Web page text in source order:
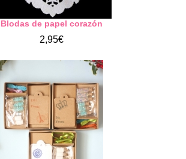
Blodas de papel corazón
2,95€